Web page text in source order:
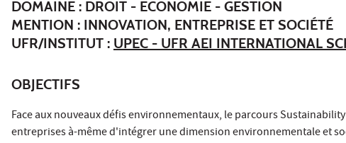
DOMAINE : DROIT - ECONOMIE - GESTION
MENTION : INNOVATION, ENTREPRISE ET SOCIÉTÉ
UFR/INSTITUT : UPEC - UFR AEI INTERNATIONAL
OBJECTIFS
Face aux nouveaux défis environnementaux, le parcours
entreprises à-même d'intégrer une dimension environnementale et